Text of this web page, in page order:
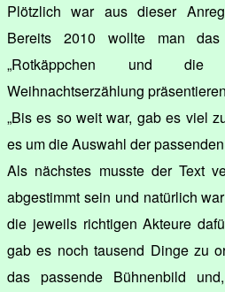
Plötzlich war aus dieser
Bereits 2010 wollte man
„Rotkäppchen und die
Weihnachtserzählung
„Bis es so weit war, gab es viel
es um die Auswahl der
Als nächstes musste der Text
abgestimmt sein und natürlich
die jeweils richtigen Akteure
gab es noch tausend Dinge zu
das passende Bühnenbild